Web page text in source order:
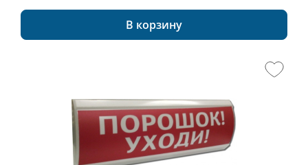
В корзину